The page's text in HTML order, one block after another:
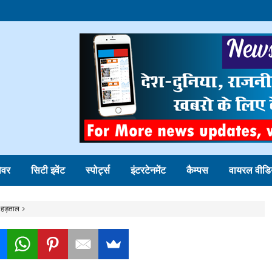
सिटी इवेंट स्पोर्ट्स इंटरटेनमेंट कैम्पस वायरल
हड़ताल